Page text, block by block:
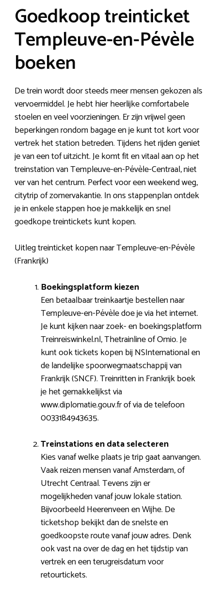
Goedkoop treinticket
Templeuve-en-Pévèle
boeken
De trein wordt door steeds meer mensen gekozen als
vervoermiddel. Je hebt hier heerlijke comfortabele
stoelen en veel voorzieningen. Er zijn vrijwel geen
beperkingen rondom bagage en je kunt tot kort voor
vertrek het station betreden. Tijdens het rijden geniet
je van een tof uitzicht. Je komt fit en vitaal aan op het
treinstation van Templeuve-en-Pévèle-Centraal, niet
ver van het centrum. Perfect voor een weekend weg,
citytrip of zomervakantie. In ons stappenplan ontdek
je in enkele stappen hoe je makkelijk en snel
goedkope treintickets kunt kopen.
Uitleg treinticket kopen naar Templeuve-en-Pévèle
(Frankrijk)
Boekingsplatform kiezen
Een betaalbaar treinkaartje bestellen naar
Templeuve-en-Pévèle doe je via het internet.
Je kunt kijken naar zoek- en boekingsplatform
Treinreiswinkel.nl, Thetrainline of Omio. Je
kunt ook tickets kopen bij NSInternational en
de landelijke spoorwegmaatschappij van
Frankrijk (SNCF). Treinritten in Frankrijk boek
je het gemakkelijkst via
www.diplomatie.gouv.fr of via de telefoon
0033184943635.
Treinstations en data selecteren
Kies vanaf welke plaats je trip gaat aanvangen.
Vaak reizen mensen vanaf Amsterdam, of
Utrecht Centraal. Tevens zijn er
mogelijkheden vanaf jouw lokale station.
Bijvoorbeeld Heerenveen en Wijhe. De
ticketshop bekijkt dan de snelste en
goedkoopste route vanaf jouw adres. Denk
ook vast na over de dag en het tijdstip van
vertrek en een terugreisdatum voor
retourtickets.